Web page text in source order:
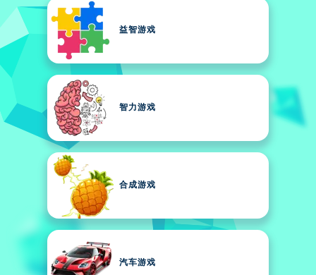
益智游戏
智力游戏
合成游戏
汽车游戏